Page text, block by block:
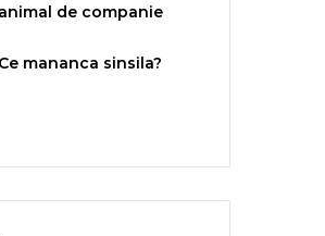
animal de companie
Ce mananca sinsila?